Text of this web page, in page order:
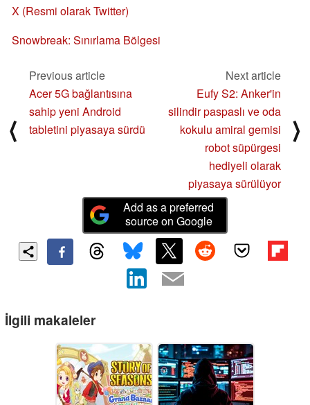
X (Resmi olarak Twitter)
Snowbreak: Sınırlama Bölgesi
⟨
Previous article
Acer 5G bağlantısına
sahip yeni Android
tabletini piyasaya sürdü
Next article
Eufy S2: Anker'in
silindir paspaslı ve oda
kokulu amiral gemisi
robot süpürgesi
hediyeli olarak
piyasaya sürülüyor
⟩
Add as a preferred
source on Google
İlgili makaleler